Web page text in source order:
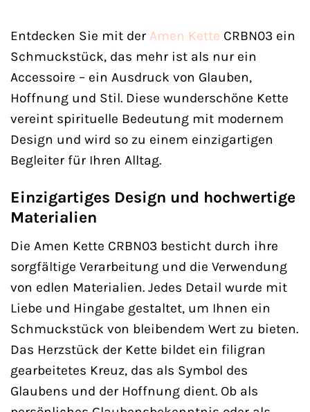
Entdecken Sie mit der Amen Kette CRBN03 ein
Schmuckstück, das mehr ist als nur ein
Accessoire – ein Ausdruck von Glauben,
Hoffnung und Stil. Diese wunderschöne Kette
vereint spirituelle Bedeutung mit modernem
Design und wird so zu einem einzigartigen
Begleiter für Ihren Alltag.
Einzigartiges Design und hochwertige
Materialien
Die Amen Kette CRBN03 besticht durch ihre
sorgfältige Verarbeitung und die Verwendung
von edlen Materialien. Jedes Detail wurde mit
Liebe und Hingabe gestaltet, um Ihnen ein
Schmuckstück von bleibendem Wert zu bieten.
Das Herzstück der Kette bildet ein filigran
gearbeitetes Kreuz, das als Symbol des
Glaubens und der Hoffnung dient. Ob als